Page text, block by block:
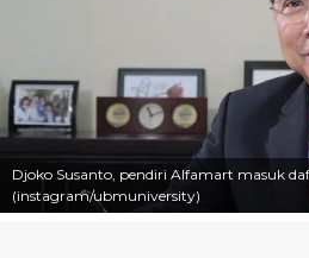
Djoko Susanto, pendiri Alfamart masuk
(instagram/ubmuniversity)